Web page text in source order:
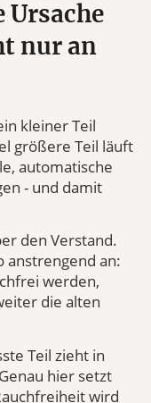
Ursache
nur an
kleiner Teil
größere Teil läuft
automatische
- und damit
den Verstand.
anstrengend an:
werden,
die alten
Teil zieht in
hier setzt
wird